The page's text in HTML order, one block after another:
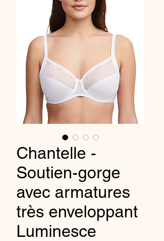
Chantelle -
Soutien-gorge
avec armatures
très enveloppant
Luminesce